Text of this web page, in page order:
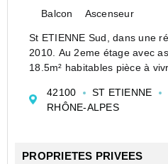
Balcon Ascenseur
St ETIENNE Sud, dans une
2010. Au 2eme étage avec
18.5m² habitables pièce à
Libre de tout contrat. Bel
42100 ST ETIENNE
RHÔNE-ALPES
PROPRIETES PRIVEES